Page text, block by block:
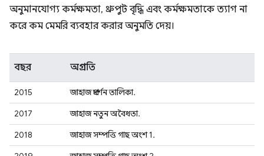
অনুমানযোগ্য কর্মক্ষমতা, থ্রুপুট বৃদ্ধি এবং কর্মক্ষমতাকে ত্যাগ না
করে কম মেমরি ব্যবহার করার অনুমতি দেয়।
বছর অগ্রগতি
2015
জাহাজ প্রদর্শন তালিকা.
2017
জাহাজ নতুন অবৈধতা.
2018
জাহাজ সম্পত্তি গাছ অংশ 1.